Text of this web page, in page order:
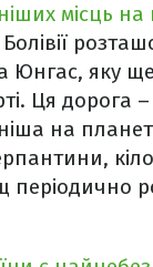
місць на
Юнгас, яку
Ця дорога –
на
періодично